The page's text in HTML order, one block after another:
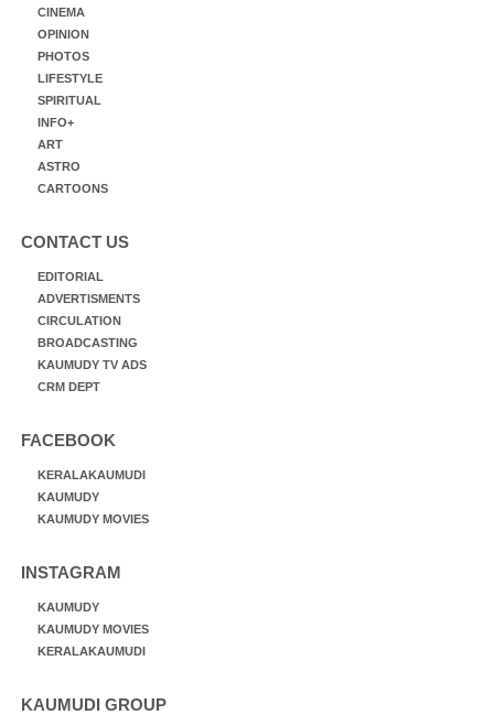
CINEMA
OPINION
PHOTOS
LIFESTYLE
SPIRITUAL
INFO+
ART
ASTRO
CARTOONS
CONTACT US
EDITORIAL
ADVERTISMENTS
CIRCULATION
BROADCASTING
KAUMUDY TV ADS
CRM DEPT
FACEBOOK
KERALAKAUMUDI
KAUMUDY
KAUMUDY MOVIES
INSTAGRAM
KAUMUDY
KAUMUDY MOVIES
KERALAKAUMUDI
KAUMUDI GROUP